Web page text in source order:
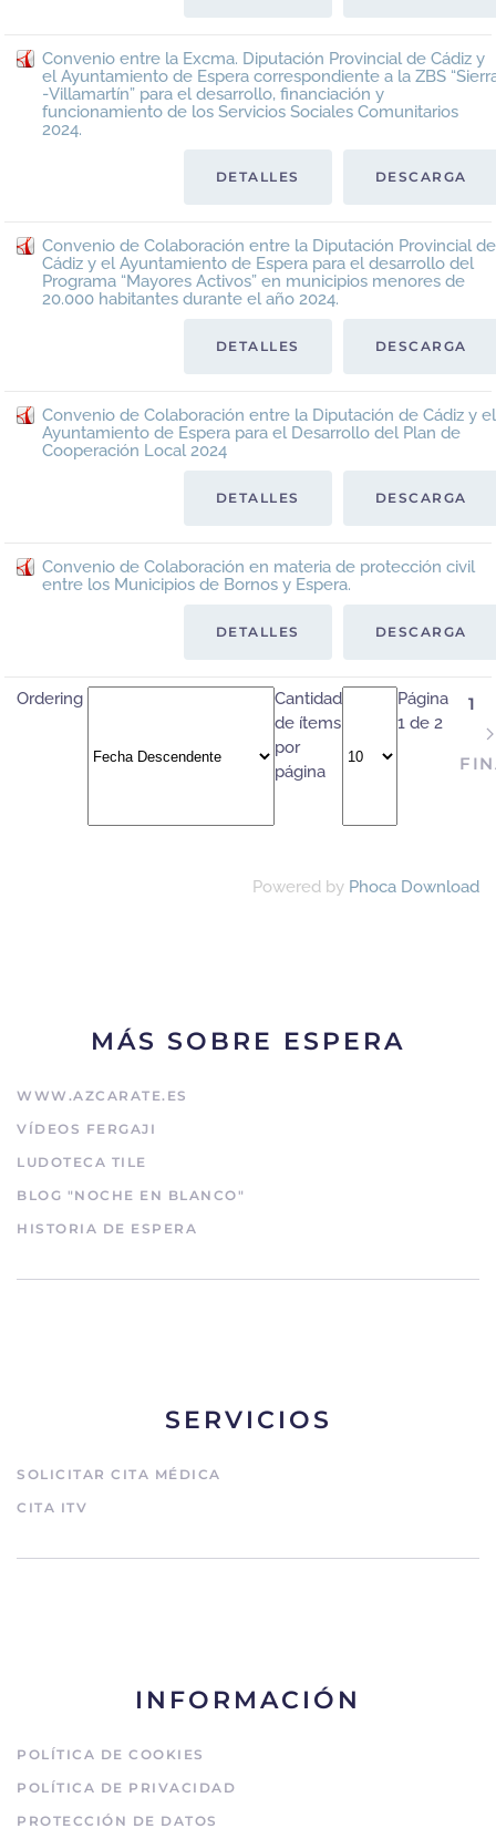
Convenio entre la Excma. Diputación Provincial de Cádiz y
el Ayuntamiento de Espera correspondiente a la ZBS
-Villamartín” para el desarrollo, financiación y
funcionamiento de los Servicios Sociales Comunitarios
2024.
DESCARGA
DETALLES
Convenio de Colaboración entre la Diputación Provincial de
Cádiz y el Ayuntamiento de Espera para el desarrollo del
Programa “Mayores Activos” en municipios menores de
20.000 habitantes durante el año 2024.
DESCARGA
DETALLES
Convenio de Colaboración entre la Diputación de Cádiz y el
Ayuntamiento de Espera para el Desarrollo del Plan de
Cooperación Local 2024
DESCARGA
DETALLES
Convenio de Colaboración en materia de protección civil
entre los Municipios de Bornos y Espera.
DESCARGA
DETALLES
Ordering
Cantidad
de ítems
por
página
Página
1 de 2
1
Powered by Phoca Download
MÁS SOBRE ESPERA
WWW.AZCARATE.ES
VÍDEOS FERGAJI
LUDOTECA TILE
BLOG "NOCHE EN BLANCO"
HISTORIA DE ESPERA
SERVICIOS
SOLICITAR CITA MÉDICA
CITA ITV
INFORMACIÓN
POLÍTICA DE COOKIES
POLÍTICA DE PRIVACIDAD
PROTECCIÓN DE DATOS